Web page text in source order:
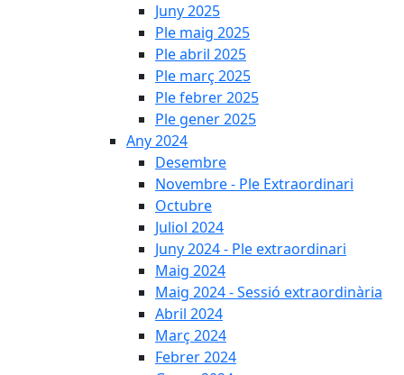
Juny 2025
Ple maig 2025
Ple abril 2025
Ple març 2025
Ple febrer 2025
Ple gener 2025
Any 2024
Desembre
Novembre - Ple Extraordinari
Octubre
Juliol 2024
Juny 2024 - Ple extraordinari
Maig 2024
Maig 2024 - Sessió extraordinària
Abril 2024
Març 2024
Febrer 2024